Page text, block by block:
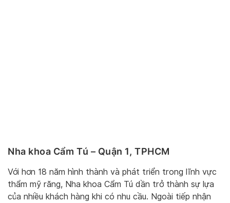
Nha khoa Cẩm Tú – Quận 1, TPHCM
Với hơn 18 năm hình thành và phát triển trong lĩnh vực
thẩm mỹ răng, Nha khoa Cẩm Tú dần trở thành sự lựa
của nhiều khách hàng khi có nhu cầu. Ngoài tiếp nhận